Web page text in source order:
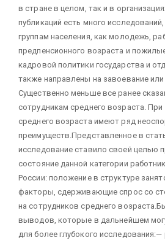
в стране в целом, так и в
публикаций есть много
группам населения, как молодежь,
предпенсионного возраста и
кадровой политики государства и
также направлены на завоевание или
Существенно меньше все ранее
сотрудникам среднего возраста. При
среднего возраста имеют ряд
преимуществ.Представленное в
исследование ставило своей целью
состояние данной категории
России: положение в структуре
факторы, сдерживающие спрос со
на сотрудников среднего
выводов, которые в дальнейшем
для более глубокого исследования:—